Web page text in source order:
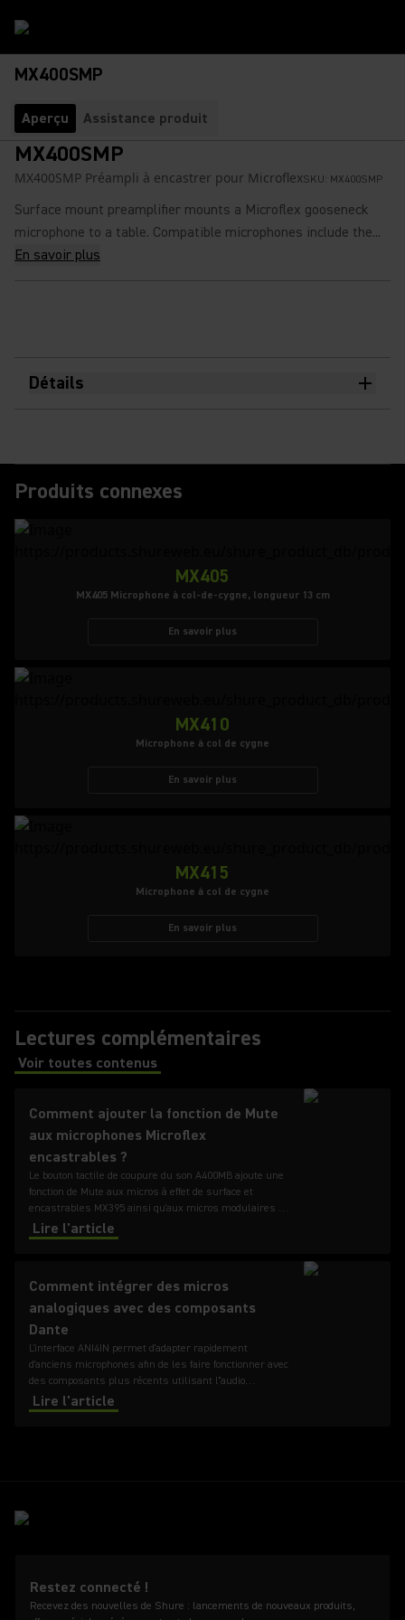
MX400SMP
Aperçu Assistance produit
MX400SMP
MX400SMP Préampli à encastrer pour MicroflexSKU: MX400SMP
Surface mount preamplifier mounts a Microflex gooseneck
microphone to a table. Compatible microphones include the...
En savoir plus
Détails
Produits connexes
MX405
MX405 Microphone à col-de-cygne, longueur 13 cm
En savoir plus
MX410
Microphone à col de cygne
En savoir plus
MX415
Microphone à col de cygne
En savoir plus
Lectures complémentaires
Voir toutes contenus
(Opens in a new tab)
Comment ajouter la fonction de Mute
aux microphones Microflex
encastrables ?
Le bouton tactile de coupure du son A400MB ajoute une
fonction de Mute aux micros à effet de surface et
encastrables MX395 ainsi qu'aux micros modulaires à
col de cygne MX405, MX410 ou MX415.
Lire l'article
Comment intégrer des micros
analogiques avec des composants
Dante
L'interface ANI4IN permet d'adapter rapidement
d'anciens microphones afin de les faire fonctionner avec
des composants plus récents utilisant l''audio
numérique Dante en réseau.
Lire l'article
Restez connecté !
Recevez des nouvelles de Shure : lancements de nouveaux produits,